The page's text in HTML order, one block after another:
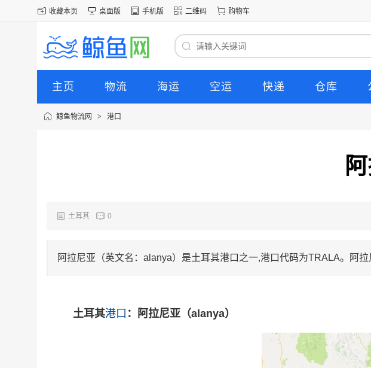
收藏本页 桌面版 手机版 二维码 购物车
主页 物流 海运 空运 快递 仓库
鲸鱼物流网 > 港口
土耳其 0
阿拉尼亚（英文名：alanya）是土耳其港口之一,港口代码为TRALA。阿
土耳其港口 ：阿拉尼亚（alanya）